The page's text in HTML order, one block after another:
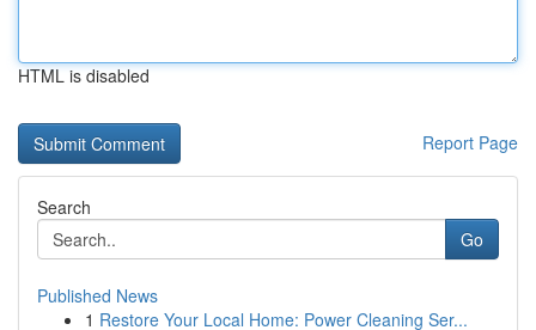
HTML is disabled
Report Page
Search
Go
Published News
1 Restore Your Local Home: Power Cleaning Ser...